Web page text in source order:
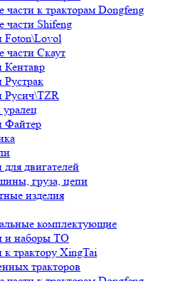
части к тракторам Dongfeng
части Shifeng
Foton\Lovol
части Скаут
Кентавр
Рустрак
Русич\TZR
уралец
Файтер
для двигателей
груза, цепи
изделия
комплектующие
и наборы ТО
к трактору XingTai
тракторов